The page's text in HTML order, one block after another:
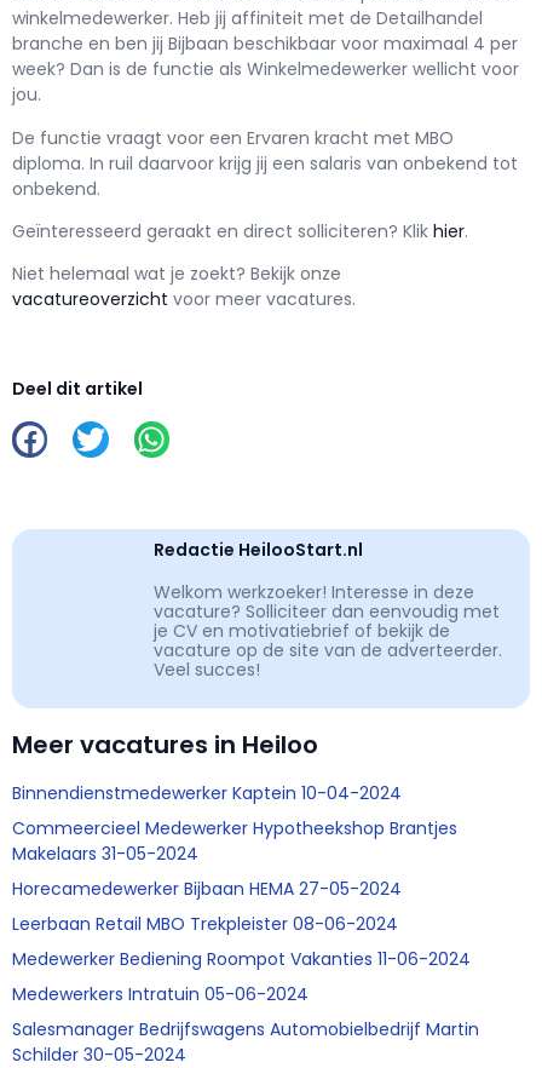
winkelmedewerker. Heb jij affiniteit met de Detailhandel
branche en ben jij Bijbaan beschikbaar voor maximaal 4 per
week? Dan is de functie als Winkelmedewerker wellicht voor
jou.
De functie vraagt voor een Ervaren kracht met MBO
diploma. In ruil daarvoor krijg jij een salaris van onbekend tot
onbekend.
Geïnteresseerd geraakt en direct solliciteren? Klik hier.
Niet helemaal wat je zoekt? Bekijk onze
vacatureoverzicht voor meer vacatures.
Deel dit artikel
Redactie HeilooStart.nl
Welkom werkzoeker! Interesse in deze
vacature? Solliciteer dan eenvoudig met
je CV en motivatiebrief of bekijk de
vacature op de site van de adverteerder.
Veel succes!
Meer vacatures in Heiloo
Binnendienstmedewerker Kaptein 10-04-2024
Commeercieel Medewerker Hypotheekshop Brantjes
Makelaars 31-05-2024
Horecamedewerker Bijbaan HEMA 27-05-2024
Leerbaan Retail MBO Trekpleister 08-06-2024
Medewerker Bediening Roompot Vakanties 11-06-2024
Medewerkers Intratuin 05-06-2024
Salesmanager Bedrijfswagens Automobielbedrijf Martin
Schilder 30-05-2024